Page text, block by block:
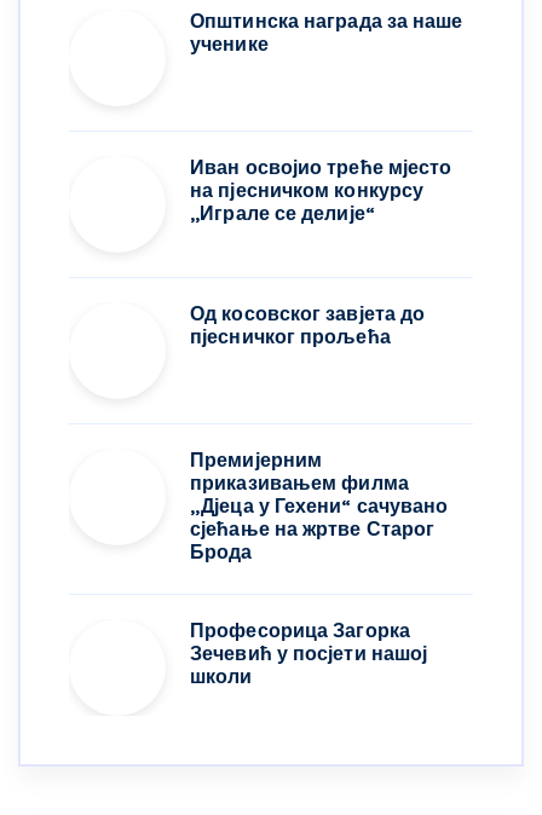
Општинска награда за наше
ученике
Иван освојио треће мјесто
на пјесничком конкурсу
,,Играле се делије“
Од косовског завјета до
пјесничког прољећа
Премијерним
приказивањем филма
„Дјеца у Гехени“ сачувано
сјећање на жртве Старог
Брода
Професорица Загорка
Зечевић у посјети нашој
школи